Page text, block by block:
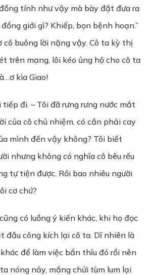
tính như vậy mà bày đặt đưa ra
giới gì? Khiếp, bọn bệnh hoạn.”
cô buông lời nặng vậy. Cô ta kỳ thị
trên mạng, lôi kéo ủng hộ cho cô ta
kìa Giao!
đi. – Tôi đã rưng rưng nước mắt
của cô chủ nhiệm, có cần phải cay
mình đến vậy không? Tôi biết
nhưng không có nghĩa cô bêu rếu
tự tiện được. Rồi bao nhiêu người
cơ chứ?
có luồng ý kiến khác, khi họ đọc
đầu công kích lại cô ta. Dĩ nhiên là
để làm việc bẩn thỉu đó rồi nên
nóng nảy, mắng chửi tùm lum lại